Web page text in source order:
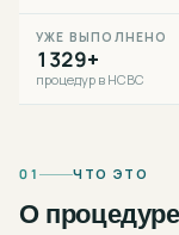
УЖЕ ВЫПОЛНЕНО
1329+
процедур в НСВС
01 ЧТО ЭТО
О процедуре